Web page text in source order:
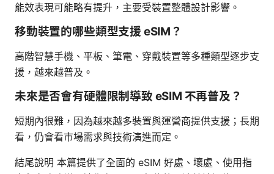
能效表現可能略有提升，主要受裝置整體設計影響。
移動裝置的哪些類型支援 eSIM？
高階智慧手機、平板、筆電、穿戴裝置等多種類型逐步支
援，越來越普及。
未來是否會有硬體限制導致 eSIM 不再普及？
短期內很難，因為越來越多裝置與運營商提供支援；長期
看，仍會看市場需求與技術演進而定。
結尾說明 本篇提供了全面的 eSIM 好處、壞處、使用指